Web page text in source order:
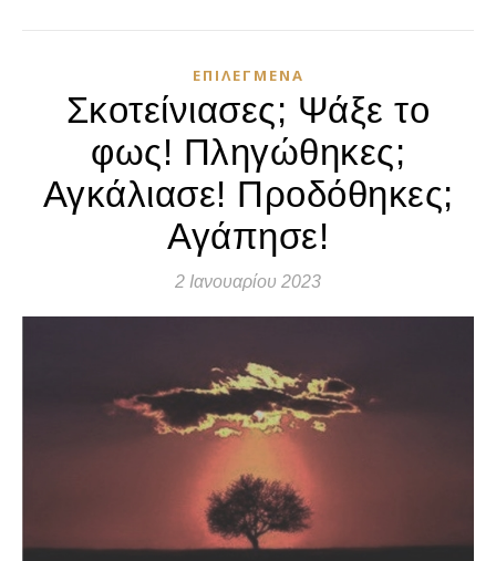
ΕΠΙΛΕΓΜΈΝΑ
Σκοτείνιασες; Ψάξε το
φως! Πληγώθηκες;
Αγκάλιασε! Προδόθηκες;
Αγάπησε!
2 Ιανουαρίου 2023